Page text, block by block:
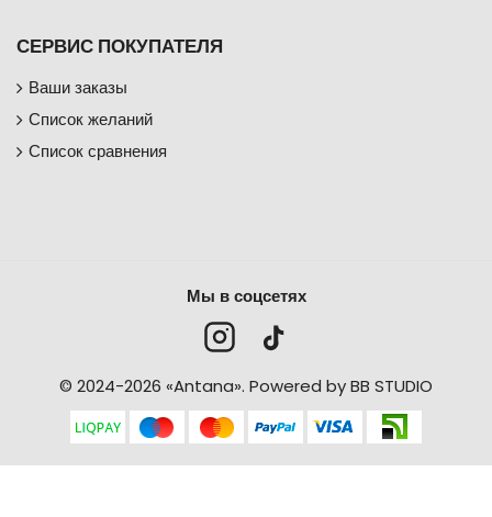
СЕРВИС ПОКУПАТЕЛЯ
Ваши заказы
Список желаний
Список сравнения
Мы в соцсетях
© 2024-2026 «Antana». Powered by BB STUDIO